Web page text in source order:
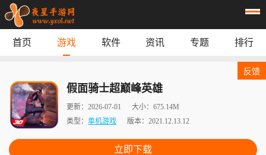
专题 榜单
首页 游戏 软件 资讯 专题 排行
假面骑士超巅峰英雄
更新： 2026-07-01 大小： 675.14M
类型： 单机游戏 版本： 2021.12.13.12
立即下载
反馈